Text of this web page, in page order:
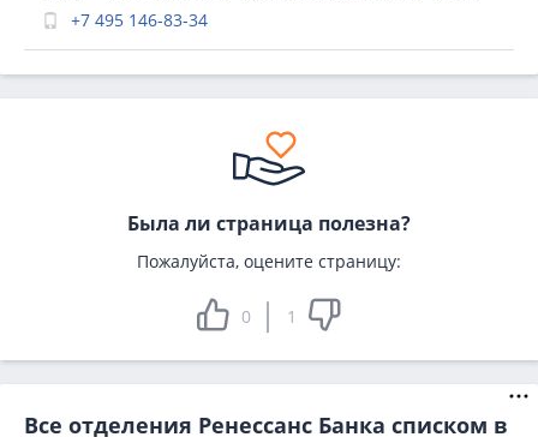
+7 495 146-83-34
Была ли страница полезна?
Пожалуйста, оцените страницу:
0 1
Все отделения Ренессанс Банка списком в